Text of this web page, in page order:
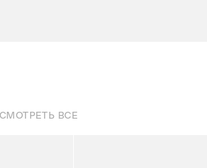
СМОТРЕТЬ ВСЕ